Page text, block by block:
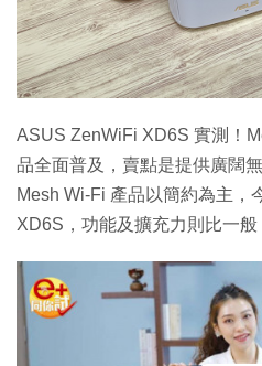
ASUS ZenWiFi XD6S 實測！
品全面普及，賣點是提供廣闊
Mesh Wi-Fi 產品以簡約為主，
XD6S，功能及擴充力則比一般